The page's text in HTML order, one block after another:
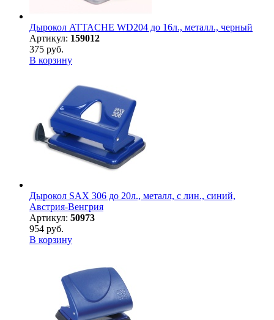
Дырокол ATTACHE WD204 до 16л., металл., черный
Артикул: 159012
375 руб.
В корзину
Дырокол SAX 306 до 20л., металл, с лин., синий,
Австрия-Венгрия
Артикул: 50973
954 руб.
В корзину